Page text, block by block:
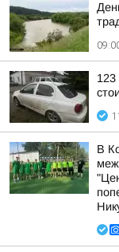
123
В